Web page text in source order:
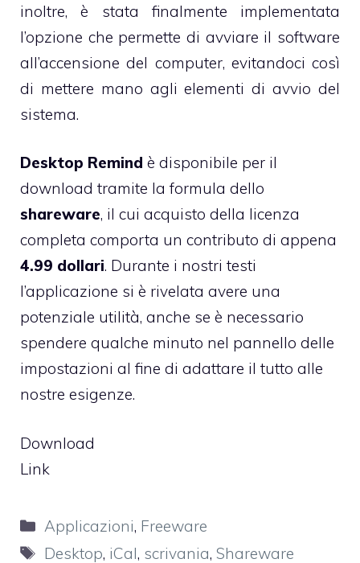
inoltre, è stata finalmente implementata
l’opzione che permette di avviare il software
all’accensione del computer, evitandoci così
di mettere mano agli elementi di avvio del
sistema.
Desktop Remind è disponibile per il
download tramite la formula dello
shareware, il cui acquisto della licenza
completa comporta un contributo di appena
4.99 dollari. Durante i nostri testi
l’applicazione si è rivelata avere una
potenziale utilità, anche se è necessario
spendere qualche minuto nel pannello delle
impostazioni al fine di adattare il tutto alle
nostre esigenze.
Download
Link
Categorie
Applicazioni, Freeware
Tag
Desktop, iCal, scrivania,Shareware